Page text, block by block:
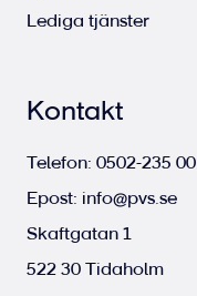
Lediga tjänster
Kontakt
Telefon: 0502-235 00
Epost: info@pvs.se
Skaftgatan 1
522 30 Tidaholm